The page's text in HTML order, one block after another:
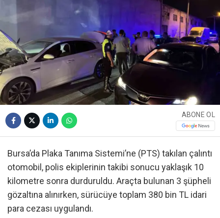
ABONE OL
Bursa’da Plaka Tanıma Sistemi’ne (PTS) takılan çalıntı
otomobil, polis ekiplerinin takibi sonucu yaklaşık 10
kilometre sonra durduruldu. Araçta bulunan 3 şüpheli
gözaltına alınırken, sürücüye toplam 380 bin TL idari
para cezası uygulandı.